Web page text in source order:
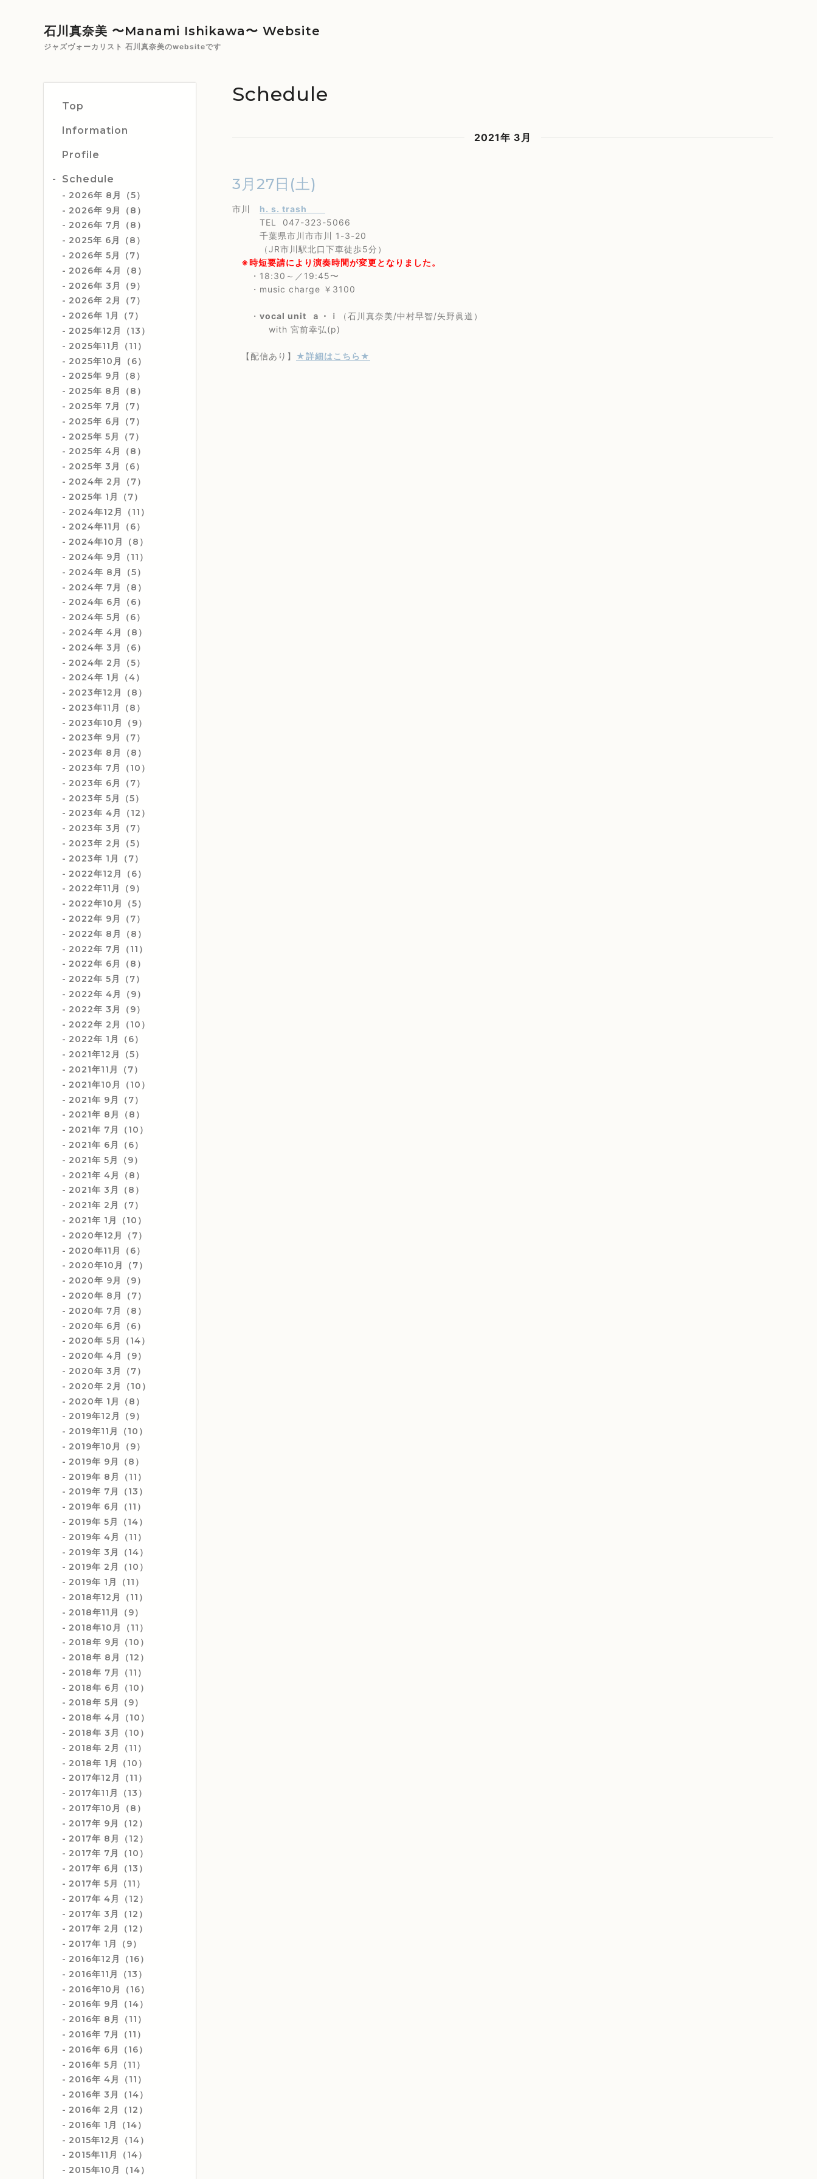
石川真奈美 〜Manami Ishikawa〜 Website
ジャズヴォーカリスト 石川真奈美のwebsiteです
Top
Information
Profile
Schedule
2026年 8月（5）
2026年 9月（8）
2026年 7月（8）
2025年 6月（8）
2026年 5月（7）
2026年 4月（8）
2026年 3月（9）
2026年 2月（7）
2026年 1月（7）
2025年12月（13）
2025年11月（11）
2025年10月（6）
2025年 9月（8）
2025年 8月（8）
2025年 7月（7）
2025年 6月（7）
2025年 5月（7）
2025年 4月（8）
2025年 3月（6）
2024年 2月（7）
2025年 1月（7）
2024年12月（11）
2024年11月（6）
2024年10月（8）
2024年 9月（11）
2024年 8月（5）
2024年 7月（8）
2024年 6月（6）
2024年 5月（6）
2024年 4月（8）
2024年 3月（6）
2024年 2月（5）
2024年 1月（4）
2023年12月（8）
2023年11月（8）
2023年10月（9）
2023年 9月（7）
2023年 8月（8）
2023年 7月（10）
2023年 6月（7）
2023年 5月（5）
2023年 4月（12）
2023年 3月（7）
2023年 2月（5）
2023年 1月（7）
2022年12月（6）
2022年11月（9）
2022年10月（5）
2022年 9月（7）
2022年 8月（8）
2022年 7月（11）
2022年 6月（8）
2022年 5月（7）
2022年 4月（9）
2022年 3月（9）
2022年 2月（10）
2022年 1月（6）
2021年12月（5）
2021年11月（7）
2021年10月（10）
2021年 9月（7）
2021年 8月（8）
2021年 7月（10）
2021年 6月（6）
2021年 5月（9）
2021年 4月（8）
2021年 3月（8）
2021年 2月（7）
2021年 1月（10）
2020年12月（7）
2020年11月（6）
2020年10月（7）
2020年 9月（9）
2020年 8月（7）
2020年 7月（8）
2020年 6月（6）
2020年 5月（14）
2020年 4月（9）
2020年 3月（7）
2020年 2月（10）
2020年 1月（8）
2019年12月（9）
2019年11月（10）
2019年10月（9）
2019年 9月（8）
2019年 8月（11）
2019年 7月（13）
2019年 6月（11）
2019年 5月（14）
2019年 4月（11）
2019年 3月（14）
2019年 2月（10）
2019年 1月（11）
2018年12月（11）
2018年11月（9）
2018年10月（11）
2018年 9月（10）
2018年 8月（12）
2018年 7月（11）
2018年 6月（10）
2018年 5月（9）
2018年 4月（10）
2018年 3月（10）
2018年 2月（11）
2018年 1月（10）
2017年12月（11）
2017年11月（13）
2017年10月（8）
2017年 9月（12）
2017年 8月（12）
2017年 7月（10）
2017年 6月（13）
2017年 5月（11）
2017年 4月（12）
2017年 3月（12）
2017年 2月（12）
2017年 1月（9）
2016年12月（16）
2016年11月（13）
2016年10月（16）
2016年 9月（14）
2016年 8月（11）
2016年 7月（11）
2016年 6月（16）
2016年 5月（11）
2016年 4月（11）
2016年 3月（14）
2016年 2月（12）
2016年 1月（14）
2015年12月（14）
2015年11月（14）
2015年10月（14）
Schedule
2021年 3月
3月27日(土)
市川 h. s. trash
TEL 047-323-5066
千葉県市川市市川 1-3-20
（JR市川駅北口下車徒歩5分）
※時短要請により演奏時間が変更となりました。
・18:30～／19:45〜
・music charge ￥3100
・ vocal unit ａ・ｉ
（石川真奈美/中村早智/矢野眞道）
with 宮前幸弘(p)
【配信あり】 ★詳細はこちら★